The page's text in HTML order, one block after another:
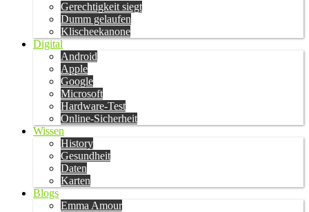
Gerechtigkeit siegt
Dumm gelaufen
Klischeekanone
Digital
Android
Apple
Google
Microsoft
Hardware-Test
Online-Sicherheit
Wissen
History
Gesundheit
Daten
Karten
Blogs
Emma Amour